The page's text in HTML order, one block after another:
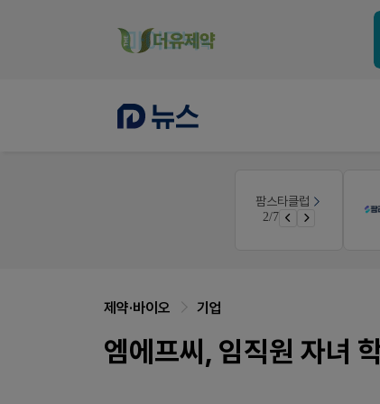
팜스타클럽
3/7 약국 첫 채용공고 0원+'한번 더' 무료 연장
제약·바이오 기업
엠에프씨, 임직원 자녀